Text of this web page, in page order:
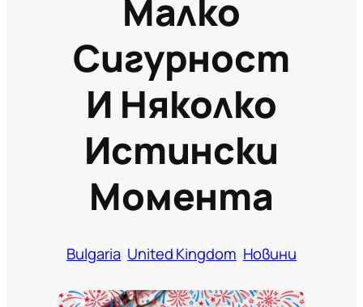
Малко
Сигурност
И Няколко
Истински
Момента
Bulgaria United Kingdom Новини